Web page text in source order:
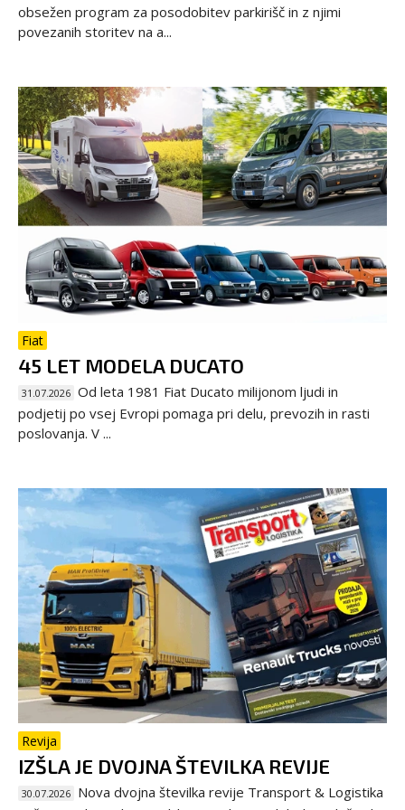
obsežen program za posodobitev parkirišč in z njimi
povezanih storitev na a...
Fiat
45 LET MODELA DUCATO
31.07.2026 Od leta 1981 Fiat Ducato milijonom ljudi in
podjetij po vsej Evropi pomaga pri delu, prevozih in rasti
poslovanja. V ...
Revija
IZŠLA JE DVOJNA ŠTEVILKA REVIJE
30.07.2026 Nova dvojna številka revije Transport & Logistika